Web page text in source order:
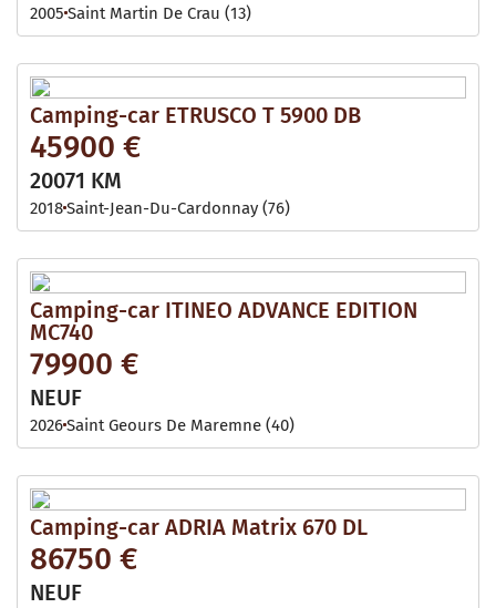
2005 Saint Martin De Crau (13)
Camping-car ETRUSCO T 5900 DB
45900 €
20071 KM
2018Saint-Jean-Du-Cardonnay (76)
Camping-car ITINEO ADVANCE EDITION
MC740
79900 €
NEUF
2026Saint Geours De Maremne (40)
Camping-car ADRIA Matrix 670 DL
86750 €
NEUF